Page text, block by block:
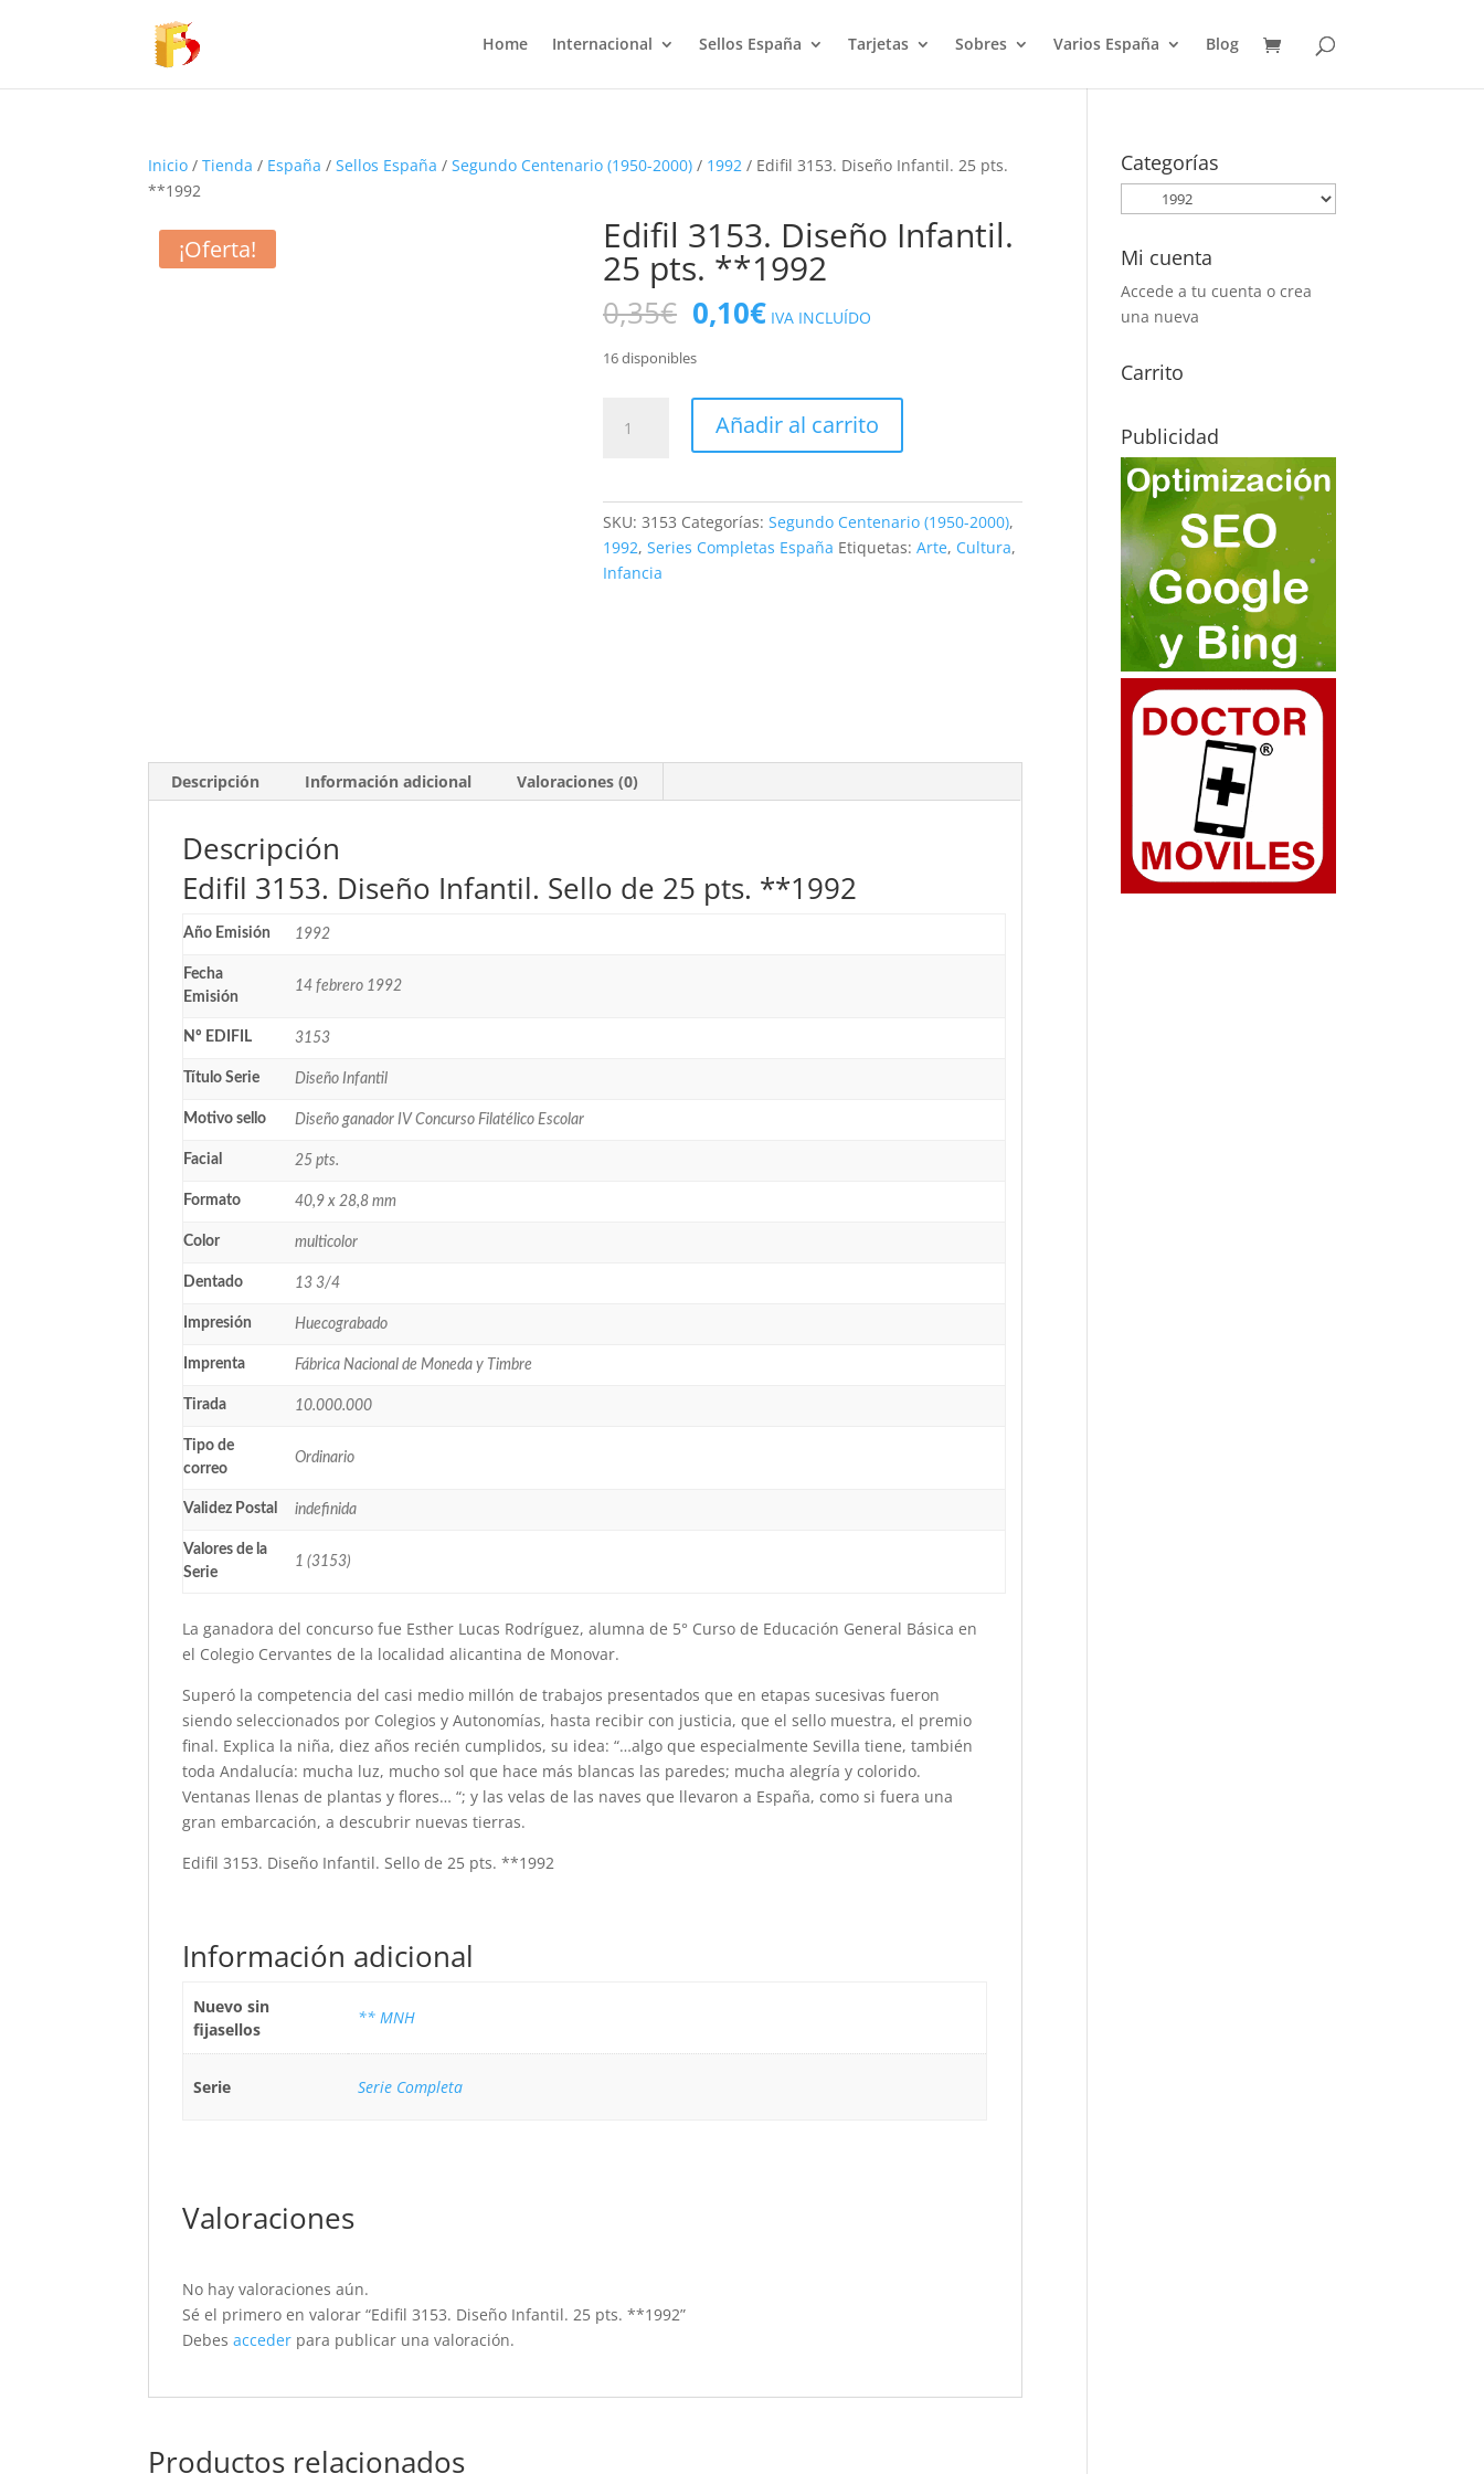
Home Internacional Sellos España Tarjetas Sobres Varios España Blog
Inicio /Tienda / España /Sellos España /Segundo Centenario (1950-2000) / 1992 / Edifil 3153. Diseño Infantil. 25 pts.
**1992
¡Oferta! Edifil 3153. Diseño Infantil.
25 pts. **1992
0,35€ El
precio
original
era:
0,35€.
0,10€El
precio
es:
0,10€.
IVA INCLUÍDO
16 disponibles
3153.
**1992
Añadir al carrito
SKU:3153 Categorías:Segundo Centenario (1950-2000),
1992,Series Completas España Etiquetas:Arte, Cultura,
Infancia
Descripción Información adicional Valoraciones (0)
Descripción
Edifil 3153. Diseño Infantil. Sello de 25 pts. **1992
Año Emisión 1992
Fecha
Emisión
14 febrero 1992
Nº EDIFIL 3153
Título Serie Diseño Infantil
Motivo sello Diseño ganador IV Concurso Filatélico Escolar
Facial 25 pts.
Formato 40,9 x 28,8 mm
Color multicolor
Dentado 13 3/4
Impresión Huecograbado
Imprenta Fábrica Nacional de Moneda y Timbre
Tirada 10.000.000
Tipo de
correo
Ordinario
Validez Postal indefinida
Valores de la
Serie
1 (3153)
La ganadora del concurso fue Esther Lucas Rodríguez, alumna de 5° Curso de Educación General Básica en
el Colegio Cervantes de la localidad alicantina de Monovar.
Superó la competencia del casi medio millón de trabajos presentados que en etapas sucesivas fueron
siendo seleccionados por Colegios y Autonomías, hasta recibir con justicia, que el sello muestra, el premio
final. Explica la niña, diez años recién cumplidos, su idea: “…algo que especialmente Sevilla tiene, también
toda Andalucía: mucha luz, mucho sol que hace más blancas las paredes; mucha alegría y colorido.
Ventanas llenas de plantas y flores… “; y las velas de las naves que llevaron a España, como si fuera una
gran embarcación, a descubrir nuevas tierras.
Edifil 3153. Diseño Infantil. Sello de 25 pts. **1992
Información adicional
Nuevo sin
fijasellos
** MNH
Serie Serie Completa
Valoraciones
No hay valoraciones aún.
Sé el primero en valorar “Edifil 3153. Diseño Infantil. 25 pts. **1992”
Debesacceder para publicar una valoración.
Productos relacionados
Categorías
Mi cuenta
Accede a tu cuenta o crea
una nueva
Carrito
Publicidad